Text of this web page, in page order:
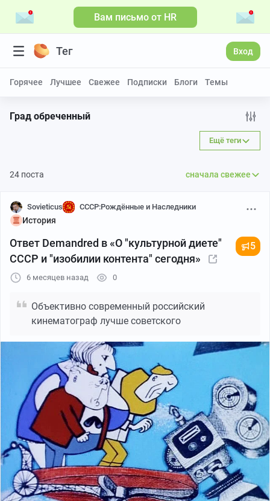
Вам письмо от HR
Тег Вход
Горячее Лучшее Свежее Подписки Блоги Темы
Град обреченный
Ещё теги
24 поста сначала свежее
Sovieticus СССР:Рождённые и Наследники
История
Ответ Demandred в «О "культурной диете"
СССР и "изобилии контента" сегодня»
5
6 месяцев назад 0
Объективно современный российский
кинематограф лучше советского
Больше видео